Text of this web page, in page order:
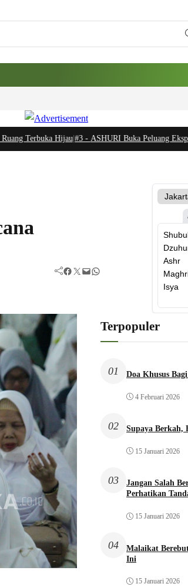
Terbuka Hijau|#3 -ASHURI Buka Peluang Ekspor
Facebook Twitter Mail WhatsApp
Terpopuler
01 Doa Khusus
4 Februari 2026
02 Supaya Berkah,
15 Januari 2026
03
Jangan Salah
Perhatikan
15 Januari 2026
04
Malaikat
Ini
15 Januari 2026